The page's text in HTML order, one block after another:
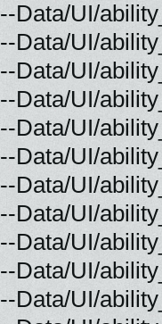
--Data/UI/
--Data/UI/
--Data/UI/
--Data/UI/
--Data/UI/
--Data/UI/
--Data/UI/
--Data/UI/
--Data/UI/
--Data/UI/
--Data/UI/